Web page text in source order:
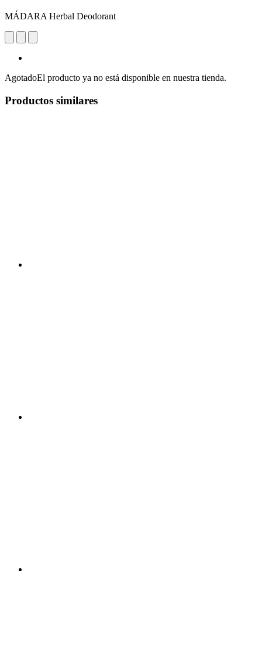
MÁDARA Herbal Deodorant
AgotadoEl producto ya no está disponible en nuestra tienda.
Productos similares